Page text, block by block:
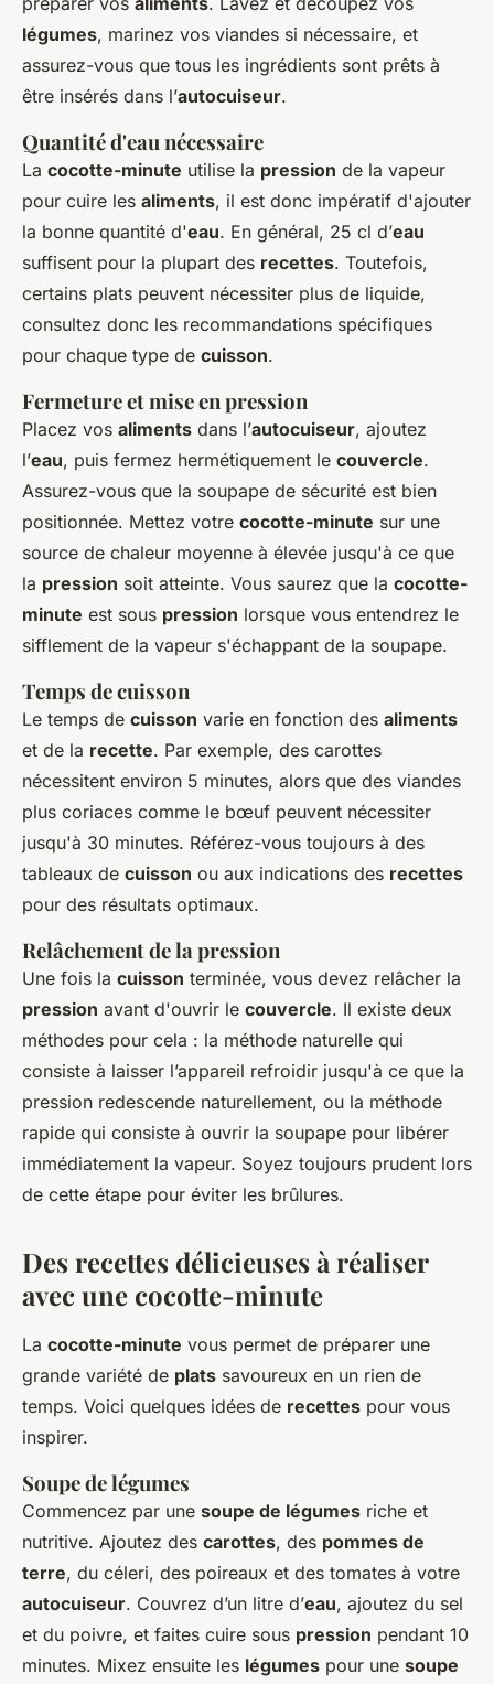
légumes, marinez vos viandes si nécessaire, et
assurez-vous que tous les ingrédients sont prêts à
être insérés dans l’autocuiseur.
Quantité d'eau nécessaire
La cocotte-minute utilise la pression de la vapeur
pour cuire les aliments, il est donc impératif d'ajouter
la bonne quantité d'eau. En général, 25 cl d’eau
suffisent pour la plupart des recettes. Toutefois,
certains plats peuvent nécessiter plus de liquide,
consultez donc les recommandations spécifiques
pour chaque type de cuisson.
Fermeture et mise en pression
Placez vos aliments dans l’autocuiseur, ajoutez
l’eau, puis fermez hermétiquement le couvercle.
Assurez-vous que la soupape de sécurité est bien
positionnée. Mettez votre cocotte-minute sur une
source de chaleur moyenne à élevée jusqu'à ce que
la pression soit atteinte. Vous saurez que la cocotte-
minute est sous pression lorsque vous entendrez le
sifflement de la vapeur s'échappant de la soupape.
Temps de cuisson
Le temps de cuisson varie en fonction des aliments
et de la recette. Par exemple, des carottes
nécessitent environ 5 minutes, alors que des viandes
plus coriaces comme le bœuf peuvent nécessiter
jusqu'à 30 minutes. Référez-vous toujours à des
tableaux de cuisson ou aux indications des recettes
pour des résultats optimaux.
Relâchement de la pression
Une fois la cuisson terminée, vous devez relâcher la
pression avant d'ouvrir le couvercle. Il existe deux
méthodes pour cela : la méthode naturelle qui
consiste à laisser l’appareil refroidir jusqu'à ce que la
pression redescende naturellement, ou la méthode
rapide qui consiste à ouvrir la soupape pour libérer
immédiatement la vapeur. Soyez toujours prudent lors
de cette étape pour éviter les brûlures.
Des recettes délicieuses à réaliser
avec une cocotte-minute
La cocotte-minute vous permet de préparer une
grande variété de plats savoureux en un rien de
temps. Voici quelques idées de recettes pour vous
inspirer.
Soupe de légumes
Commencez par une soupe de légumes riche et
nutritive. Ajoutez des carottes, des pommes de
terre, du céleri, des poireaux et des tomates à votre
autocuiseur. Couvrez d’un litre d’eau, ajoutez du sel
et du poivre, et faites cuire sous pression pendant 10
minutes. Mixez ensuite les légumes pour une soupe